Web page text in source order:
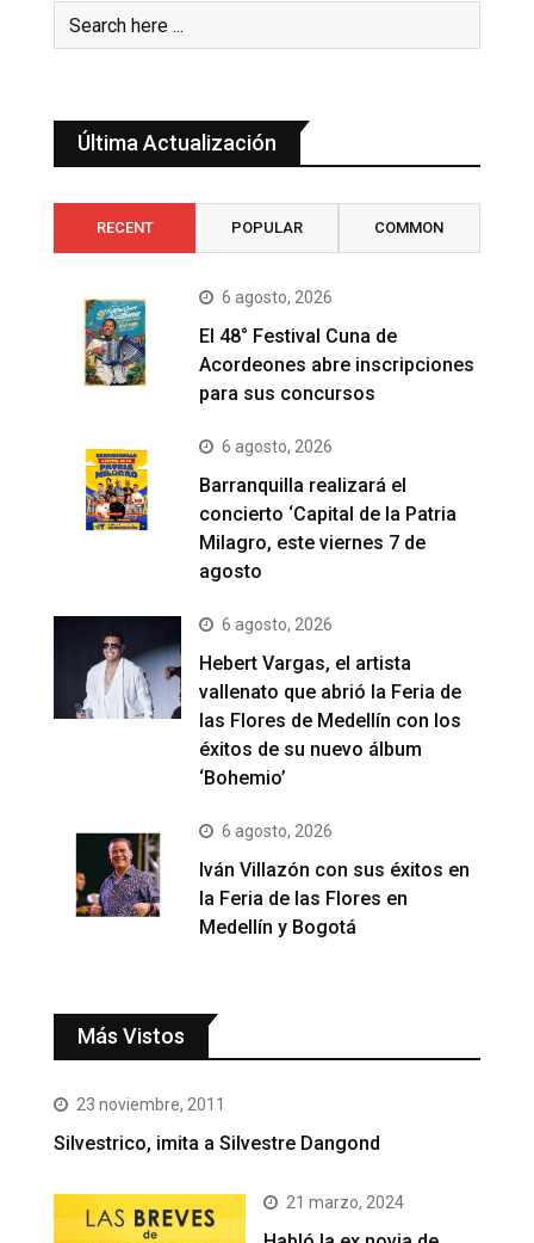
Última Actualización
RECENT POPULAR COMMON
6 agosto, 2026
El 48° Festival Cuna de
Acordeones abre inscripciones
para sus concursos
6 agosto, 2026
Barranquilla realizará el
concierto ‘Capital de la Patria
Milagro, este viernes 7 de
agosto
6 agosto, 2026
Hebert Vargas, el artista
vallenato que abrió la Feria de
las Flores de Medellín con los
éxitos de su nuevo álbum
‘Bohemio’
6 agosto, 2026
Iván Villazón con sus éxitos en
la Feria de las Flores en
Medellín y Bogotá
Más Vistos
23 noviembre, 2011
Silvestrico, imita a Silvestre Dangond
21 marzo, 2024